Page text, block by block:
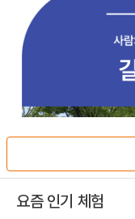
요즘 인기 체험